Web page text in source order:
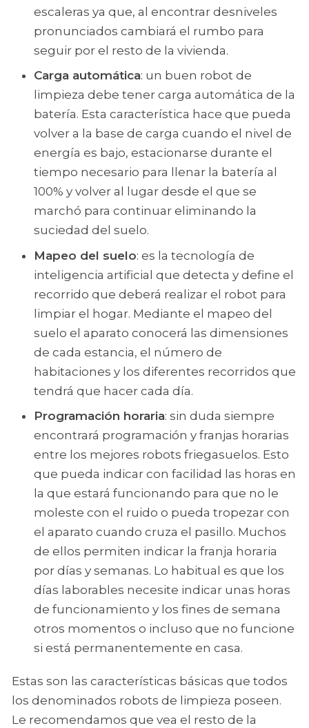
escaleras ya que, al encontrar desniveles
pronunciados cambiará el rumbo para
seguir por el resto de la vivienda.
Carga automática: un buen robot de
limpieza debe tener carga automática de la
batería. Esta característica hace que pueda
volver a la base de carga cuando el nivel de
energía es bajo, estacionarse durante el
tiempo necesario para llenar la batería al
100% y volver al lugar desde el que se
marchó para continuar eliminando la
suciedad del suelo.
Mapeo del suelo: es la tecnología de
inteligencia artificial que detecta y define el
recorrido que deberá realizar el robot para
limpiar el hogar. Mediante el mapeo del
suelo el aparato conocerá las dimensiones
de cada estancia, el número de
habitaciones y los diferentes recorridos que
tendrá que hacer cada día.
Programación horaria: sin duda siempre
encontrará programación y franjas horarias
entre los mejores robots friegasuelos. Esto
que pueda indicar con facilidad las horas en
la que estará funcionando para que no le
moleste con el ruido o pueda tropezar con
el aparato cuando cruza el pasillo. Muchos
de ellos permiten indicar la franja horaria
por días y semanas. Lo habitual es que los
días laborables necesite indicar unas horas
de funcionamiento y los fines de semana
otros momentos o incluso que no funcione
si está permanentemente en casa.
Estas son las características básicas que todos
los denominados robots de limpieza poseen.
Le recomendamos que vea el resto de la